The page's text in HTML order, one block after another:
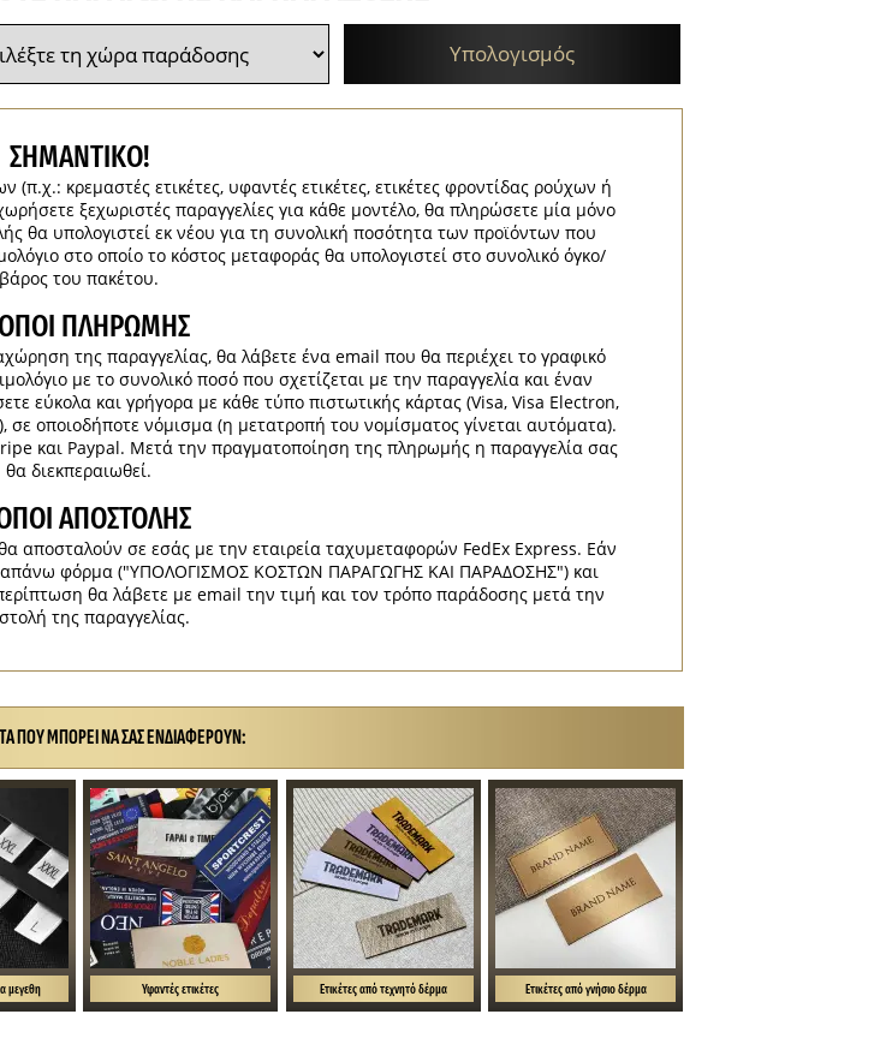
Υπολογισμός
ΣΗΜΑΝΤΙΚΟ!
κρεμαστές ετικέτες, υφαντές ετικέτες, ετικέτες φροντίδας ρούχων ή
ξεχωριστές παραγγελίες για κάθε μοντέλο, θα πληρώσετε μία μόνο
θα υπολογιστεί εκ νέου για τη συνολική ποσότητα των προϊόντων που
στο οποίο το κόστος μεταφοράς θα υπολογιστεί στο συνολικό όγκο/
βάρος του πακέτου.
ΠΛΗΡΩΜΉΣ
της παραγγελίας, θα λάβετε ένα email που θα περιέχει το γραφικό
με το συνολικό ποσό που σχετίζεται με την παραγγελία και έναν
εύκολα και γρήγορα με κάθε τύπο πιστωτικής κάρτας (Visa, Visa Electron,
οποιοδήποτε νόμισμα (η μετατροπή του νομίσματος γίνεται αυτόματα).
και Paypal. Μετά την πραγματοποίηση της πληρωμής η παραγγελία σας
θα διεκπεραιωθεί.
ΑΠΟΣΤΟΛΉΣ
αποσταλούν σε εσάς με την εταιρεία ταχυμεταφορών FedEx Express. Εάν
φόρμα ("ΥΠΟΛΟΓΙΣΜΟΣ ΚΟΣΤΩΝ ΠΑΡΑΓΩΓΗΣ ΚΑΙ ΠΑΡΑΔΟΣΗΣ") και
θα λάβετε με email την τιμή και τον τρόπο παράδοσης μετά την
της παραγγελίας.
ΠΟΥ ΜΠΟΡΕΊ ΝΑ ΣΑΣ ΕΝΔΙΑΦΈΡΟΥΝ:
μεγεθη Υφαντές ετικέτες Ετικέτες από τεχνητό δέρμα Ετικέτες από γνήσιο δέρμα